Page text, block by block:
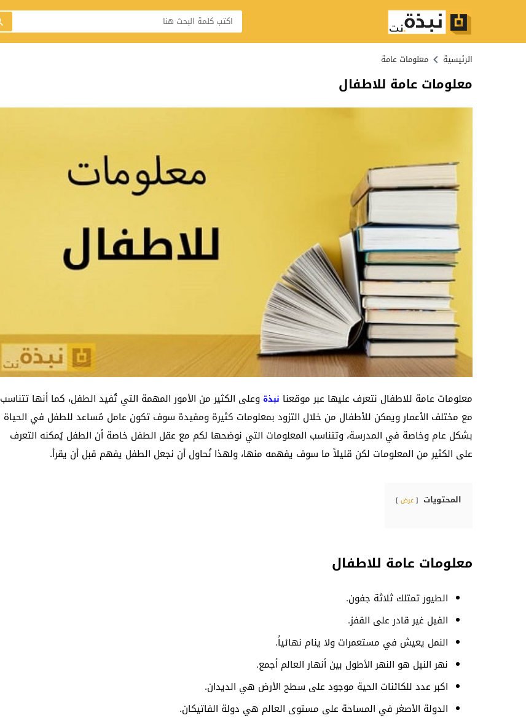
الرئيسية معلومات عامة
معلومات عامة للاطفال
معلومات عامة للاطفال نتعرف عليها عبر موقعنا نبذة وعلى الكثير من الأمور المهمة التي تُفيد الطفل، كما أنها تتناسب
مع مختلف الأعمار ويمكن للأطفال من خلال التزود بمعلومات كثيرة ومفيدة سوف تكون عامل مُساعد للطفل في الحياة
بشكل عام وخاصة في المدرسة، وتتناسب المعلومات التي نوضحها لكم مع عقل الطفل خاصة أن الطفل يُمكنه التعرف
على الكثير من المعلومات لكن قليلاً ما سوف يفهمه منها، ولهذا نُحاول أن نجعل الطفل يفهم قبل أن يقرأ.
المحتويات عرض
معلومات عامة للاطفال
الطيور تمتلك ثلاثة جفون.
الفيل غير قادر على القفز.
النمل يعيش في مستعمرات ولا ينام نهائياً.
نهر النيل هو النهر الأطول بين أنهار العالم أجمع.
اكبر عدد للكائنات الحية موجود على سطح الأرض هي الديدان.
الدولة الأصغر في المساحة على مستوى العالم هي دولة الفاتيكان.